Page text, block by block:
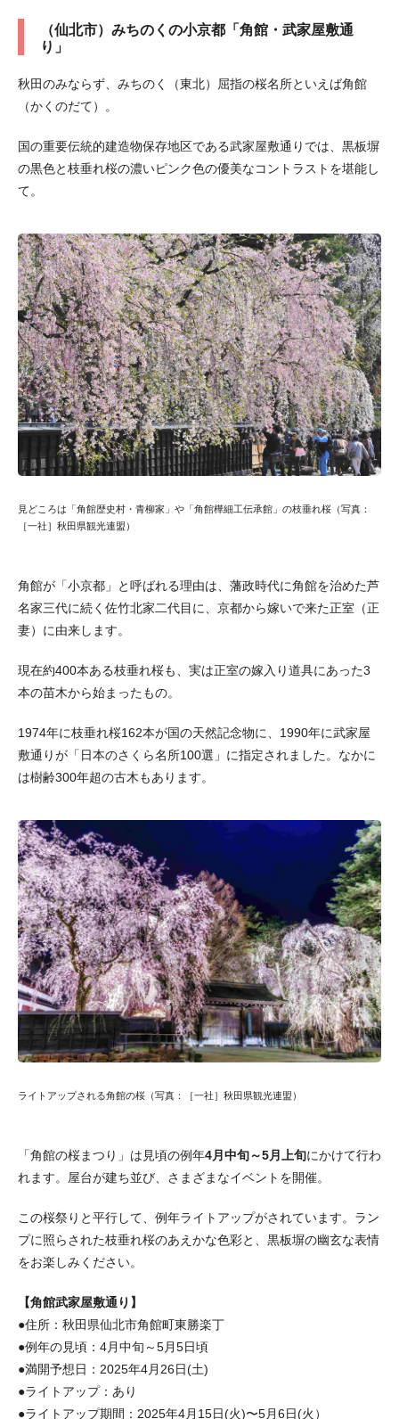
（仙北市）みちのくの小京都「角館・武家屋敷通
り」
秋田のみならず、みちのく（東北）屈指の桜名所といえば角館
（かくのだて）。
国の重要伝統的建造物保存地区である武家屋敷通りでは、黒板塀
の黒色と枝垂れ桜の濃いピンク色の優美なコントラストを堪能し
て。
見どころは「角館歴史村・青柳家」や「角館樺細工伝承館」の枝垂れ桜（写真：
［一社］秋田県観光連盟）
角館が「小京都」と呼ばれる理由は、藩政時代に角館を治めた芦
名家三代に続く佐竹北家二代目に、京都から嫁いで来た正室（正
妻）に由来します。
現在約400本ある枝垂れ桜も、実は正室の嫁入り道具にあった3
本の苗木から始まったもの。
1974年に枝垂れ桜162本が国の天然記念物に、1990年に武家屋
敷通りが「日本のさくら名所100選」に指定されました。なかに
は樹齢300年超の古木もあります。
ライトアップされる角館の桜（写真：［一社］秋田県観光連盟）
「角館の桜まつり」は見頃の例年4月中旬～5月上旬にかけて行わ
れます。屋台が建ち並び、さまざまなイベントを開催。
この桜祭りと平行して、例年ライトアップがされています。ラン
プに照らされた枝垂れ桜のあえかな色彩と、黒板塀の幽玄な表情
をお楽しみください。
【角館武家屋敷通り】
●住所：秋田県仙北市角館町東勝楽丁
●例年の見頃：4月中旬～5月5日頃
●満開予想日：2025年4月26日(土)
●ライトアップ：あり
●ライトアップ期間：2025年4月15日(火)〜5月6日(火）